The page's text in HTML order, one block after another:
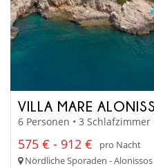
VILLA MARE
6 Personen • 3
575 € - 912 €
pro Nacht
Nördliche Sporaden -